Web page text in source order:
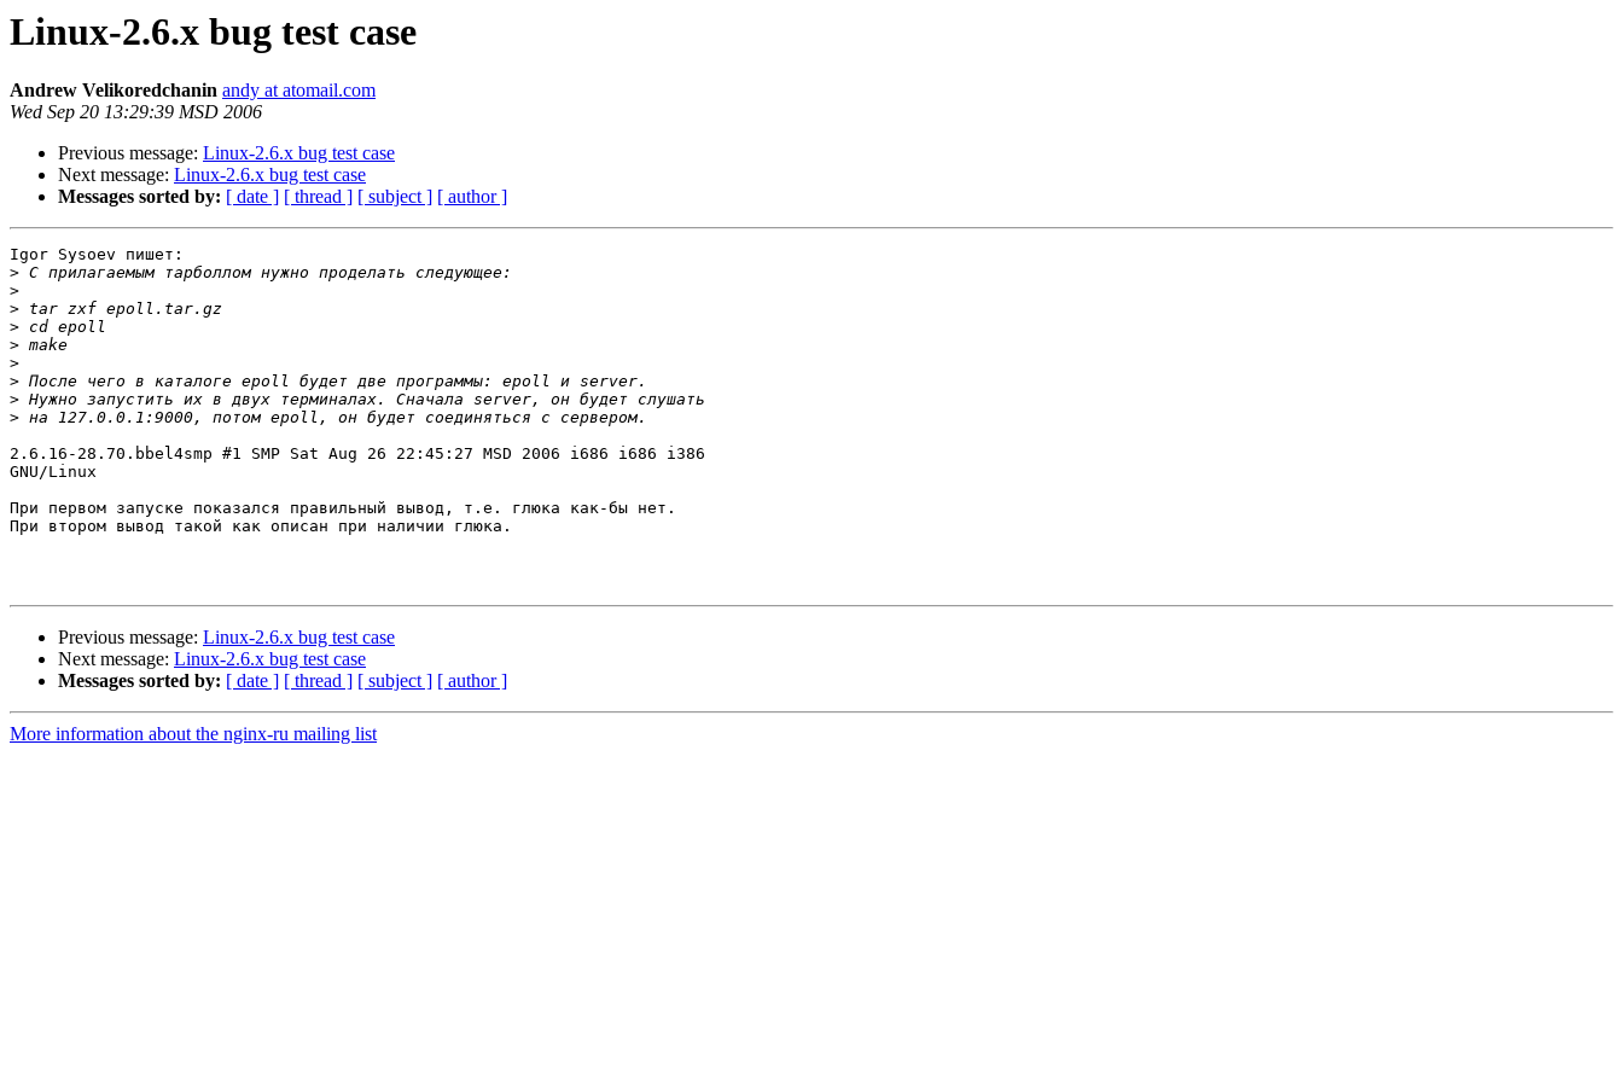
Linux-2.6.x bug test case
Andrew Velikoredchanin andy at atomail.com
Wed Sep 20 13:29:39 MSD 2006
Previous message: Linux-2.6.x bug test case
Next message: Linux-2.6.x bug test case
Messages sorted by: [ date ] [ thread ] [ subject ] [ author ]
Igor Sysoev пишет:
>
>
>
>
>
>
>
>
>
2.6.16-28.70.bbel4smp #1 SMP Sat Aug 26 22:45:27 MSD 2006 i686 i686 i386
GNU/Linux
При первом запуске показался правильный вывод, т.е. глюка как-бы нет.
При втором вывод такой как описан при наличии глюка.
Previous message: Linux-2.6.x bug test case
Next message: Linux-2.6.x bug test case
Messages sorted by: [ date ] [ thread ] [ subject ] [ author ]
More information about the nginx-ru mailing list